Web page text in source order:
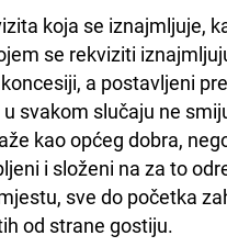
koja se iznajmljuje,
se rekviziti
a postavljeni
svakom slučaju ne
kao općeg dobra,
i složeni na za to
sve do početka
od strane gostiju.